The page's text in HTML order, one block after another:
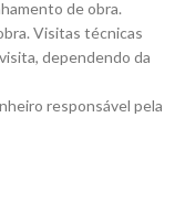
de obra.
Visitas técnicas
dependendo da
responsável pela